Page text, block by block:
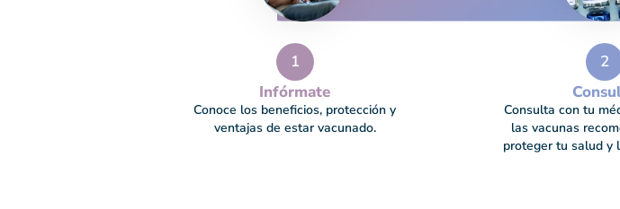
1
Infórmate
Conoce los beneficios, protección y
ventajas de estar vacunado.
2
Consulta con tu
las vacunas
proteger tu salud y